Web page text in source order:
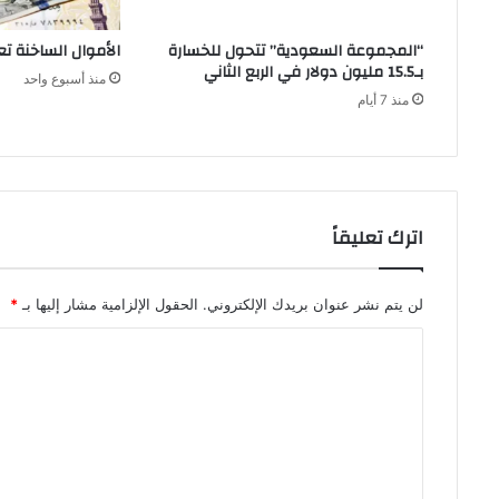
“المجموعة السعودية” تتحول للخسارة
بـ15.5 مليون دولار في الربع الثاني
منذ 7 أيام
الأموال
منذ أسبوع واحد
اترك تعليقاً
لن يتم نشر عنوان بريدك الإلكتروني. الحقول الإلزامية مشار إليها بـ *